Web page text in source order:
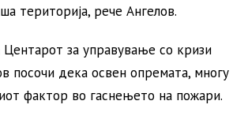
територија, рече Ангелов.
за управување со кризи
посочи дека освен опремата, многу
фактор во гаснењето на пожари.